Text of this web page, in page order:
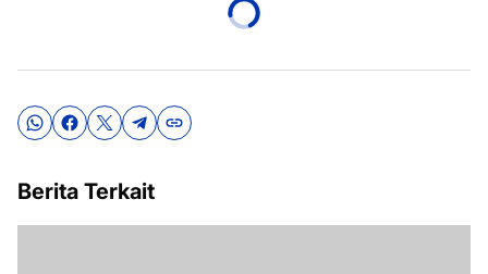
Berita Terkait